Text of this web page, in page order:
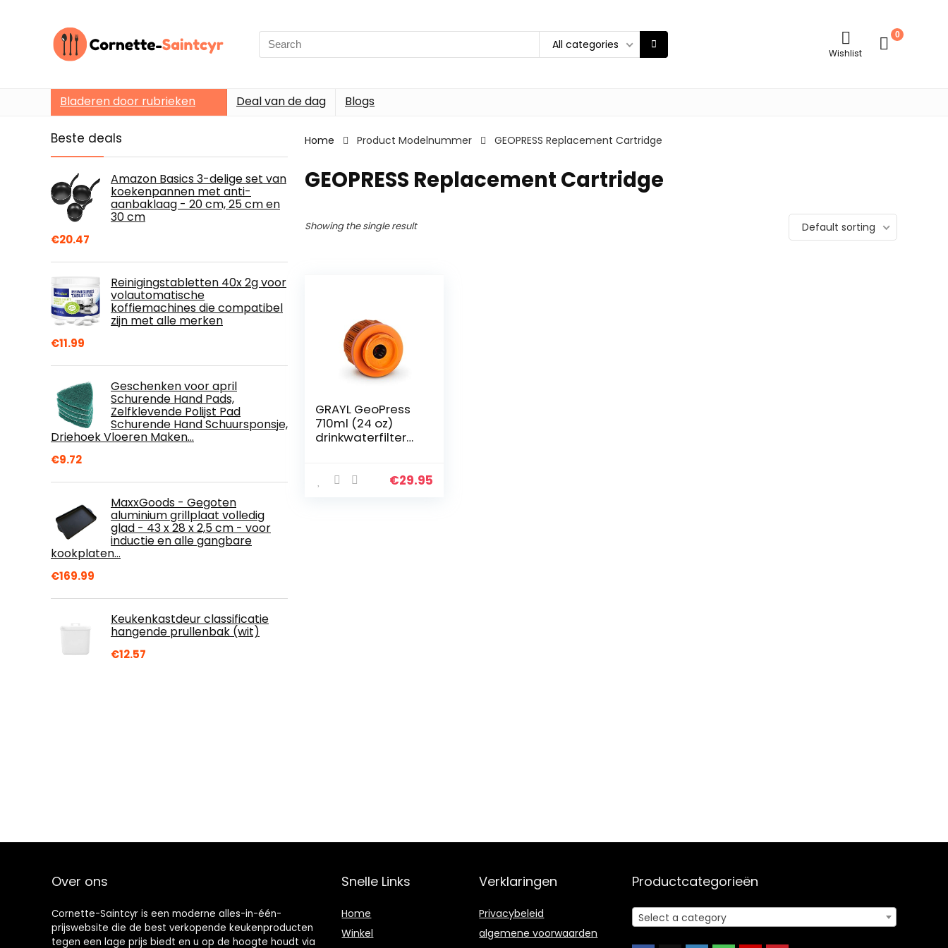
Search
for:
All categories
Wishlist
0
Bladeren door rubrieken Deal van de dag Blogs
Beste deals
Amazon Basics 3-delige set van
koekenpannen met anti-
aanbaklaag - 20 cm, 25 cm en
30 cm
€20.47
Reinigingstabletten 40x 2g voor
volautomatische
koffiemachines die compatibel
zijn met alle merken
€11.99
Geschenken voor april
Schurende Hand Pads,
Zelfklevende Polijst Pad
Schurende Hand Schuursponsje,
Driehoek Vloeren Maken…
€9.72
MaxxGoods - Gegoten
aluminium grillplaat volledig
glad - 43 x 28 x 2,5 cm - voor
inductie en alle gangbare
kookplaten…
€169.99
Keukenkastdeur classificatie
hangende prullenbak (wit)
€12.57
Home Product Modelnummer GEOPRESS Replacement Cartridge
GEOPRESS Replacement Cartridge
Showing the single result Default sorting
GRAYL GeoPress
710ml (24 oz)
drinkwaterfilter
outdoor
€29.95
Over ons
Cornette-Saintcyr is een moderne alles-in-één-
prijswebsite die de best verkopende keukenproducten
tegen een lage prijs biedt en u op de hoogte houdt via
Snelle Links
Home
Winkel
Verklaringen
Privacybeleid
algemene voorwaarden
Productcategorieën
Select a category